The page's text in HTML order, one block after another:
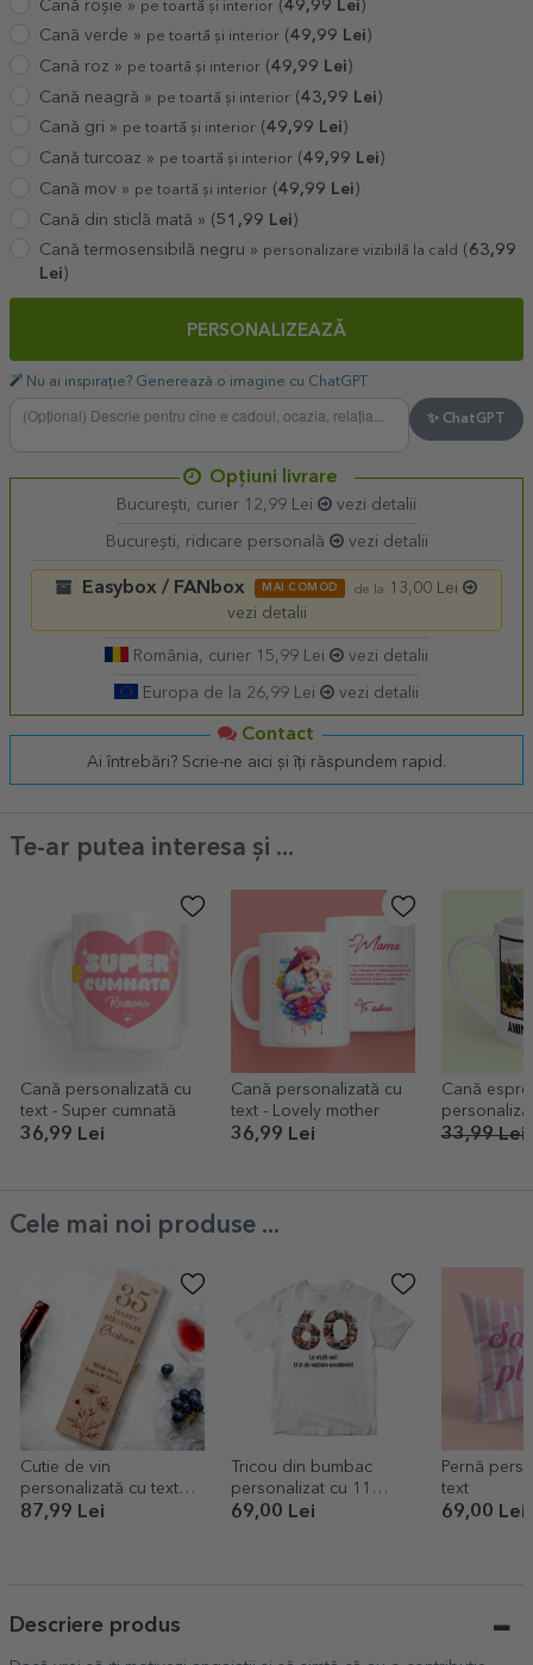
Cană roșie » pe toartă și interior (49,99 Lei)
Cană verde » pe toartă și interior (49,99 Lei )
Cană roz » pe toartă și interior (49,99 Lei )
Cană neagră » pe toartă și interior (43,99 Lei)
Cană gri » pe toartă și interior (49,99 Lei )
Cană turcoaz » pe toartă și interior (49,99 Lei )
Cană mov » pe toartă și interior (49,99 Lei)
Cană din sticlă mată » (51,99 Lei)
Cană termosensibilă negru » personalizare vizibilă la cald (63,99
Lei)
PERSONALIZEAZĂ
Nu ai inspirație? Generează o imagine cu ChatGPT
✨ ChatGPT
Opțiuni livrare
București, curier 12,99 Lei vezi detalii
București, ridicare personală vezi detalii
Easybox / FANbox MAI COMOD de la
13,00 Lei
vezi detalii
România, curier 15,99 Lei vezi detalii
Europa de la 26,99 Lei vezi detalii
Contact
Ai întrebări? Scrie-ne aici și îți răspundem rapid.
Te-ar putea interesa și ...
Cană personalizată cu
text - Super cumnată
36,99 Lei
Cană personalizată cu
text - Lovely mother
36,99 Lei
Cană
poze și text
33,99 Lei
Cele mai noi produse ...
Cutie de vin
personalizată cu text
pentru ea
87,99 Lei
Tricou din bumbac
personalizat cu 11
poze și mesaj - 60 de
69,00 Lei
Pernă
text
69,00 Lei
Descriere produs